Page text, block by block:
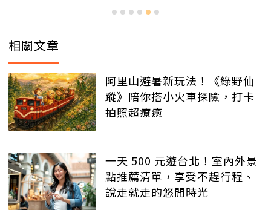
相關文章
阿里山避暑新玩法！《綠野仙
蹤》陪你搭小火車探險，打卡
拍照超療癒
一天 500 元遊台北！室內外景
點推薦清單，享受不趕行程、
說走就走的悠閒時光